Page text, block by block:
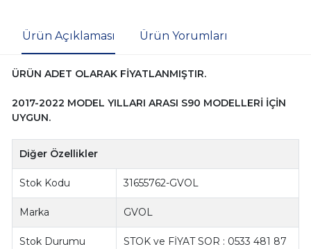
Ürün Açıklaması Ürün Yorumları
ÜRÜN ADET OLARAK FİYATLANMIŞTIR.
2017-2022 MODEL YILLARI ARASI S90 MODELLERİ İÇİN
UYGUN.
Diğer Özellikler
Stok Kodu 31655762-GVOL
Marka GVOL
Stok Durumu
STOK ve FİYAT SOR : 0533 481 87